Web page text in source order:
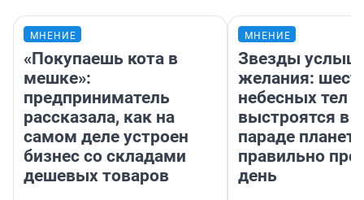
МНЕНИЕ
«Покупаешь кота в
мешке»:
предприниматель
рассказала, как на
самом деле устроен
бизнес со складами
дешевых товаров
МНЕНИЕ
Звезды
желания:
небесных тел
выстроятся в
параде планет
правильно
день